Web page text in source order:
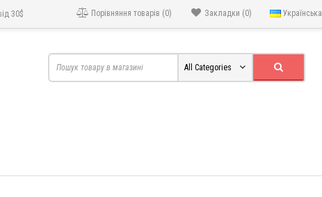
30$ Українська
Закладки (0)
Порівняння товарів (0)
All Categories